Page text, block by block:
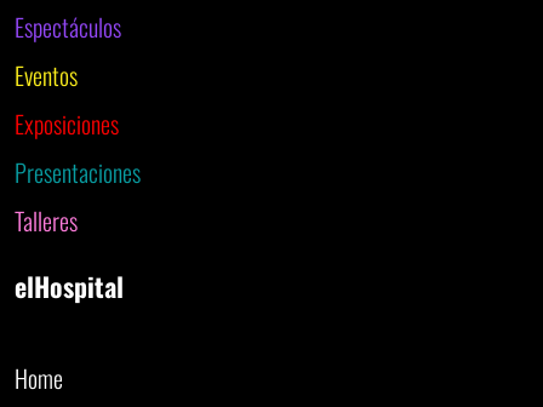
Espectáculos
Eventos
Exposiciones
Presentaciones
Talleres
elHospital
Home